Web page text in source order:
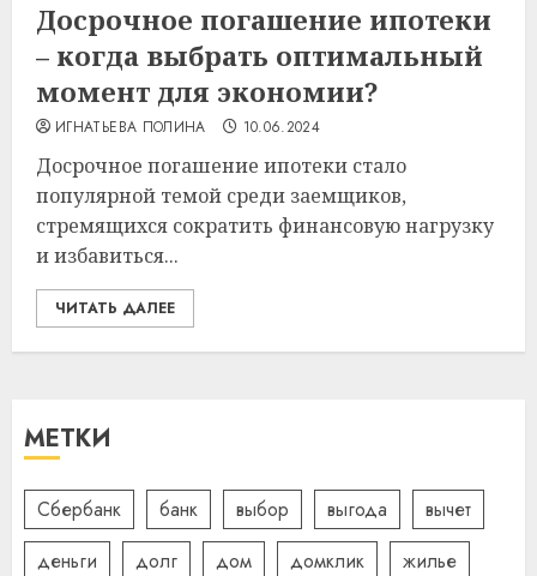
Досрочное погашение ипотеки
– когда выбрать оптимальный
момент для экономии?
ИГНАТЬЕВА ПОЛИНА 10.06.2024
Досрочное погашение ипотеки стало
популярной темой среди заемщиков,
стремящихся сократить финансовую нагрузку
и избавиться...
ЧИТАТЬ ДАЛЕЕ
МЕТКИ
Сбербанк банк выбор выгода
вычет
деньги
долг дом домклик
жилье